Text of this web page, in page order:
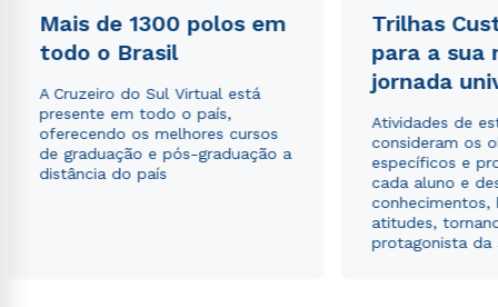
Mais de 1300 polos em
todo o Brasil
A Cruzeiro do Sul Virtual está
presente em todo o país,
oferecendo os melhores cursos
de graduação e pós-graduação a
distância do país
Trilhas
para a sua
jornada
Atividades de
consideram os
específicos e
cada aluno e
conhecimentos,
atitudes,
protagonista da